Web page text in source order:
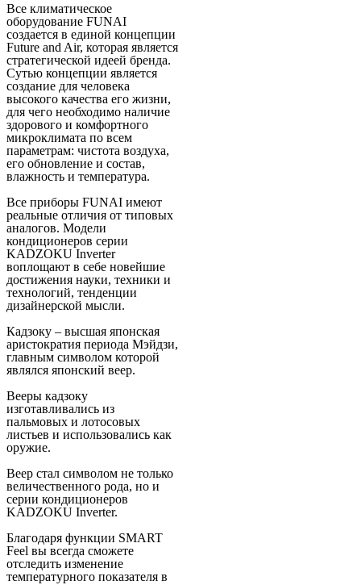
Все климатическое
оборудование FUNAI
создается в единой концепции
Future and Air, которая является
стратегической идеей бренда.
Сутью концепции является
создание для человека
высокого качества его жизни,
для чего необходимо наличие
здорового и комфортного
микроклимата по всем
параметрам: чистота воздуха,
его обновление и состав,
влажность и температура.
Все приборы FUNAI имеют
реальные отличия от типовых
аналогов. Модели
кондиционеров серии
KADZOKU Inverter
воплощают в себе новейшие
достижения науки, техники и
технологий, тенденции
дизайнерской мысли.
Кадзоку – высшая японская
аристократия периода Мэйдзи,
главным символом которой
являлся японский веер.
Вееры кадзоку
изготавливались из
пальмовых и лотосовых
листьев и использовались как
оружие.
Веер стал символом не только
величественного рода, но и
серии кондиционеров
KADZOKU Inverter.
Благодаря функции SMART
Feel вы всегда сможете
отследить изменение
температурного показателя в